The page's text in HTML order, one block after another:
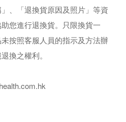
、「退換貨原因及照片」等資
您進行退換貨。只限換貨一
按照客服人員的指示及方法辦
換之權利。